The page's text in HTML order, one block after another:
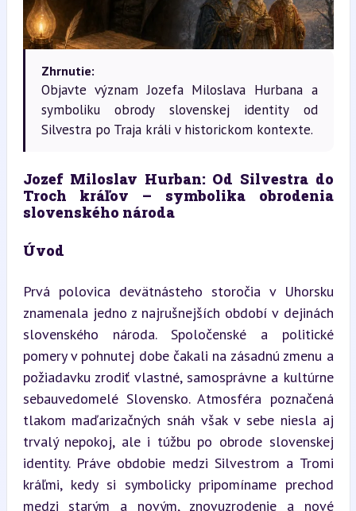
Zhrnutie:
Objavte význam Jozefa Miloslava Hurbana a
symboliku obrody slovenskej identity od
Silvestra po Traja králi v historickom kontexte.
Jozef Miloslav Hurban: Od Silvestra do
Troch kráľov – symbolika obrodenia
slovenského národa
Úvod
Prvá polovica devätnásteho storočia v Uhorsku
znamenala jedno z najrušnejších období v dejinách
slovenského národa. Spoločenské a politické
pomery v pohnutej dobe čakali na zásadnú zmenu a
požiadavku zrodiť vlastné, samosprávne a kultúrne
sebauvedomelé Slovensko. Atmosféra poznačená
tlakom maďarizačných snáh však v sebe niesla aj
trvalý nepokoj, ale i túžbu po obrode slovenskej
identity. Práve obdobie medzi Silvestrom a Tromi
kráľmi, kedy si symbolicky pripomíname prechod
medzi starým a novým, znovuzrodenie a nové